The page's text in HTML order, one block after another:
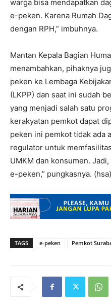
warga bisa mendapatkan
e-peken. Karena Rumah
dengan RPH,” imbuhnya.
Mantan Kepala Bagian
menambahkan, pihaknya
peken ke Lembaga
(LKPP) dan saat ini sudah
yang menjadi salah satu
kerakyatan pemkot dapat
peken ini pemkot tidak ada
regulator untuk
UMKM dan konsumen.
e-peken,” pungkasnya. (hsa)
TAGS e-peken Pemkot